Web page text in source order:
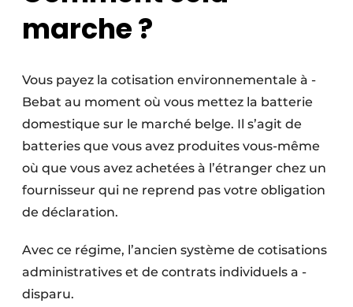
marche ?
Vous payez la cotisation environnementale à ­
Bebat au moment où vous mettez la batterie
domestique sur le marché belge. Il s’agit de
batteries que vous avez produites vous-même
où que vous avez achetées à l’étranger chez un
fournisseur qui ne reprend pas votre obligation
de déclaration.
Avec ce régime, l’ancien système de cotisations
administratives et de contrats individuels a ­
disparu.